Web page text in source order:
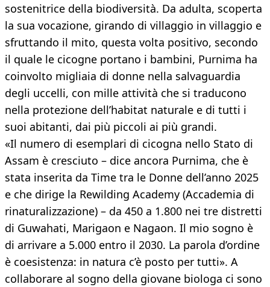
sostenitrice della biodiversità. Da adulta, scoperta
la sua vocazione, girando di villaggio in villaggio e
sfruttando il mito, questa volta positivo, secondo
il quale le cicogne portano i bambini, Purnima ha
coinvolto migliaia di donne nella salvaguardia
degli uccelli, con mille attività che si traducono
nella protezione dell’habitat naturale e di tutti i
suoi abitanti, dai più piccoli ai più grandi.
«Il numero di esemplari di cicogna nello Stato di
Assam è cresciuto – dice ancora Purnima, che è
stata inserita da Time tra le Donne dell’anno 2025
e che dirige la Rewilding Academy (Accademia di
rinaturalizzazione) – da 450 a 1.800 nei tre distretti
di Guwahati, Marigaon e Nagaon. Il mio sogno è
di arrivare a 5.000 entro il 2030. La parola d’ordine
è coesistenza: in natura c’è posto per tutti». A
collaborare al sogno della giovane biologa ci sono